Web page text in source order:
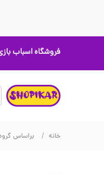
فروشگاه اسباب
خانه براساس